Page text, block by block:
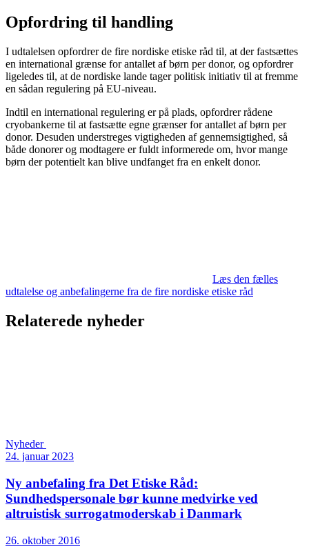
Opfordring til handling
I udtalelsen opfordrer de fire nordiske etiske råd til, at der fastsættes
en international grænse for antallet af børn per donor, og opfordrer
ligeledes til, at de nordiske lande tager politisk initiativ til at fremme
en sådan regulering på EU-niveau.
Indtil en international regulering er på plads, opfordrer rådene
cryobankerne til at fastsætte egne grænser for antallet af børn per
donor. Desuden understreges vigtigheden af gennemsigtighed, så
både donorer og modtagere er fuldt informerede om, hvor mange
børn der potentielt kan blive undfanget fra en enkelt donor.
Læs den fælles
udtalelse og anbefalingerne fra de fire nordiske etiske råd
Relaterede nyheder
Nyheder
24. januar 2023
Ny anbefaling fra Det Etiske Råd:
Sundhedspersonale bør kunne medvirke ved
altruistisk surrogatmoderskab i Danmark
26. oktober 2016